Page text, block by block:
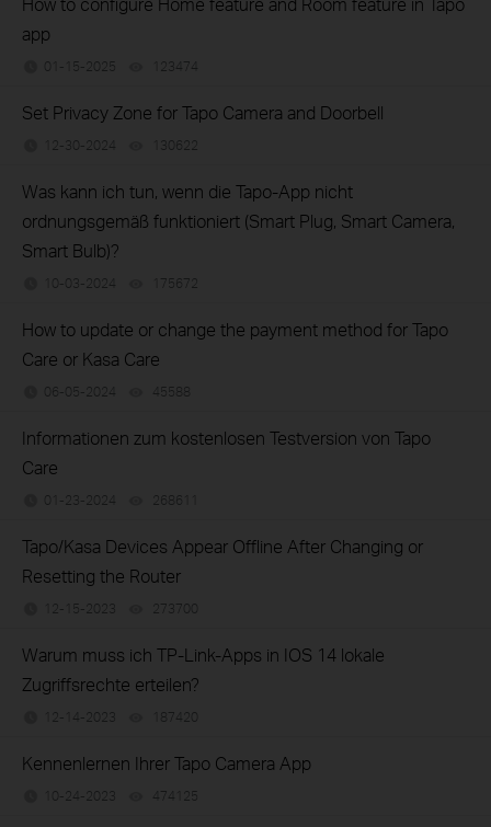
app
01-15-2025 123474
Set Privacy Zone for Tapo Camera and Doorbell
12-30-2024 130622
Was kann ich tun, wenn die Tapo-App nicht
ordnungsgemäß funktioniert (Smart Plug, Smart Camera,
Smart Bulb)?
10-03-2024 175672
How to update or change the payment method for Tapo
Care or Kasa Care
06-05-2024 45588
Informationen zum kostenlosen Testversion von Tapo
Care
01-23-2024 268611
Tapo/Kasa Devices Appear Offline After Changing or
Resetting the Router
12-15-2023 273700
Warum muss ich TP-Link-Apps in IOS 14 lokale
Zugriffsrechte erteilen?
12-14-2023 187420
Kennenlernen Ihrer Tapo Camera App
10-24-2023 474125